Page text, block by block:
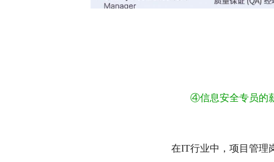
④信息安全专员的
在IT行业中，项目管理